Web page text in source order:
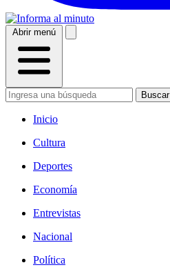
Abrir menú
Buscar
Inicio
Cultura
Deportes
Economía
Entrevistas
Nacional
Política